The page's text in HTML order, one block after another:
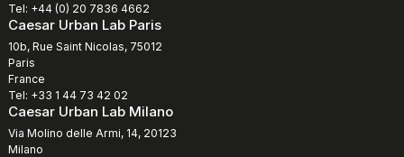
Tel: +44 (0) 20 7836 4662
Caesar Urban Lab Paris
10b, Rue Saint Nicolas, 75012
Paris
France
Tel: +33 1 44 73 42 02
Caesar Urban Lab Milano
Via Molino delle Armi, 14, 20123
Milano